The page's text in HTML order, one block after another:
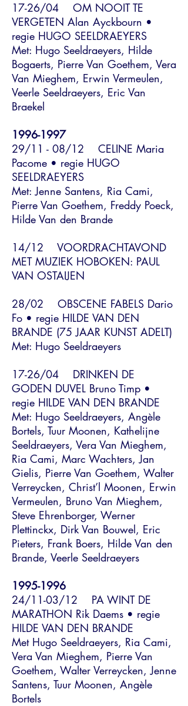
17-26/04 OM NOOIT TE
VERGETEN Alan Ayckbourn •
regie HUGO SEELDRAEYERS
Met: Hugo Seeldraeyers, Hilde
Bogaerts, Pierre Van Goethem, Vera
Van Mieghem, Erwin Vermeulen,
Veerle Seeldraeyers, Eric Van
Braekel
1996-1997
29/11 - 08/12 CELINE Maria
Pacome • regie HUGO
SEELDRAEYERS
Met: Jenne Santens, Ria Cami,
Pierre Van Goethem, Freddy Poeck,
Hilde Van den Brande
14/12 VOORDRACHTAVOND
MET MUZIEK HOBOKEN: PAUL
VAN OSTAIJEN
28/02 OBSCENE FABELS Dario
Fo • regie HILDE VAN DEN
BRANDE (75 JAAR KUNST ADELT)
Met: Hugo Seeldraeyers
17-26/04 DRINKEN DE
GODEN DUVEL Bruno Timp •
regie HILDE VAN DEN BRANDE
Met: Hugo Seeldraeyers, Angèle
Bortels, Tuur Moonen, Kathelijne
Seeldraeyers, Vera Van Mieghem,
Ria Cami, Marc Wachters, Jan
Gielis, Pierre Van Goethem, Walter
Verreycken, Christ’l Moonen, Erwin
Vermeulen, Bruno Van Mieghem,
Steve Ehrenborger, Werner
Plettinckx, Dirk Van Bouwel, Eric
Pieters, Frank Boers, Hilde Van den
Brande, Veerle Seeldraeyers
1995-1996
24/11-03/12 PA WINT DE
MARATHON Rik Daems • regie
HILDE VAN DEN BRANDE
Met Hugo Seeldraeyers, Ria Cami,
Vera Van Mieghem, Pierre Van
Goethem, Walter Verreycken, Jenne
Santens, Tuur Moonen, Angèle
Bortels